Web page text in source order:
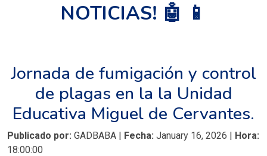
NOTICIAS! 🤖 📱
Jornada de fumigación y control
de plagas en la la Unidad
Educativa Miguel de Cervantes.
Publicado por: GADBABA | Fecha: January 16, 2026 | Hora:
18:00:00